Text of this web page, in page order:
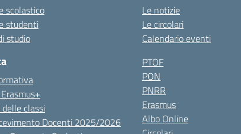
scolastico
studenti
studio
classi
Docenti 2025/2026
Le notizie
Le circolari
Calendario eventi
PTOF
PON
PNRR
Erasmus
Albo Online